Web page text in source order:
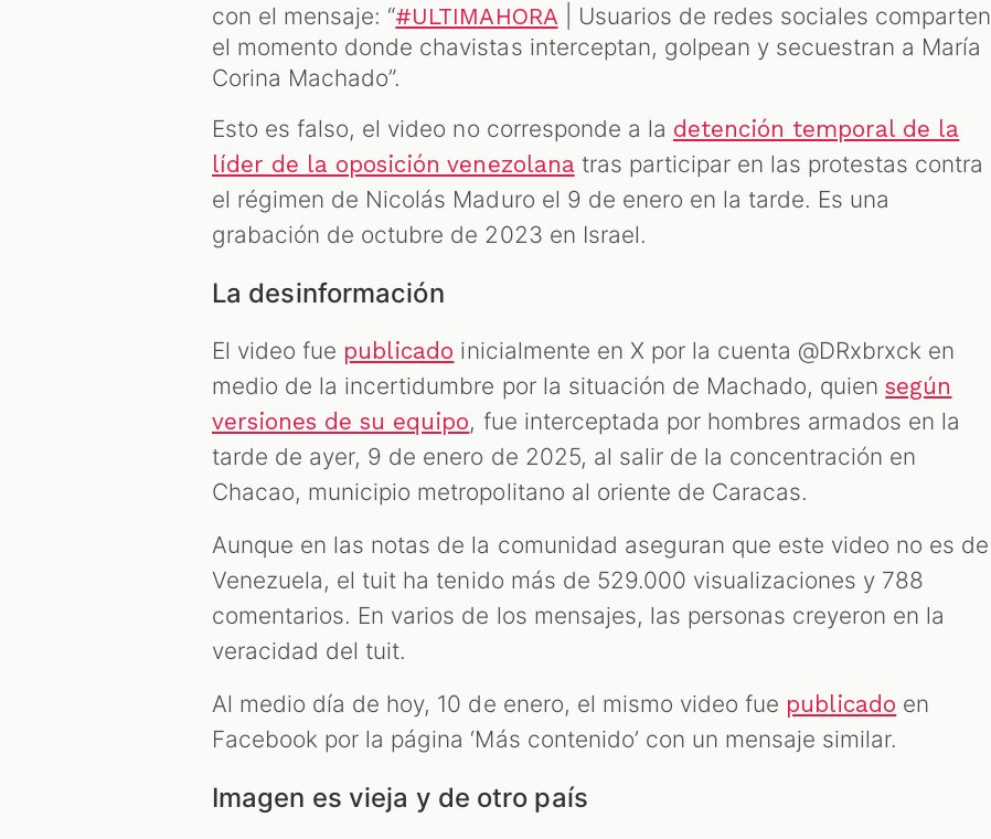
con el mensaje: “#ULTIMAHORA | Usuarios de redes sociales comparten
el momento donde chavistas interceptan, golpean y secuestran a María
Corina Machado”.
Esto es falso, el video no corresponde a la detención temporal de la
líder de la oposición venezolanatras participar en las protestas contra
el régimen de Nicolás Maduro el 9 de enero en la tarde. Es una
grabación de octubre de 2023 en Israel.
La desinformación
El video fue publicado inicialmente en X por la cuenta @DRxbrxck en
medio de la incertidumbre por la situación de Machado, quiensegún
versiones de su equipo, fue interceptada por hombres armados en la
tarde de ayer, 9 de enero de 2025, al salir de la concentración en
Chacao, municipio metropolitano al oriente de Caracas.
Aunque en las notas de la comunidad aseguran que este video no es de
Venezuela, el tuit ha tenido más de 529.000 visualizaciones y 788
comentarios. En varios de los mensajes, las personas creyeron en la
veracidad del tuit.
Al medio día de hoy, 10 de enero, el mismo video fue publicado en
Facebook por la página ‘Más contenido’ con un mensaje similar.
Imagen es vieja y de otro país